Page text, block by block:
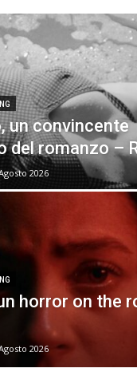
un convincente
del romanzo –
2026
horror on the
2026